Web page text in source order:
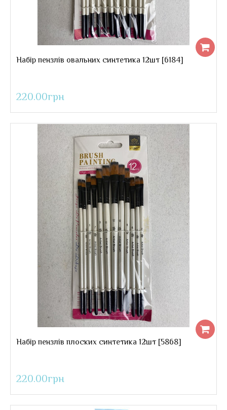
90.00грн
Набір пензлів овальних синтетика 12шт
220.00грн
Набір пензлів овальних синтетика 12шт [6184]
220.00грн
Набір пензлів плоских синтетика 12шт [5868]
220.00грн